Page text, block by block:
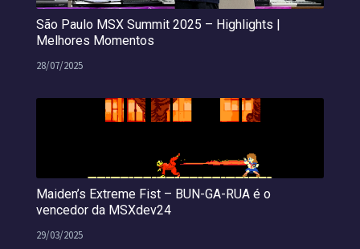
São Paulo MSX Summit 2025 – Highlights |
Melhores Momentos
28/07/2025
Maiden’s Extreme Fist – BUN-GA-RUA é o
vencedor da MSXdev24
29/03/2025